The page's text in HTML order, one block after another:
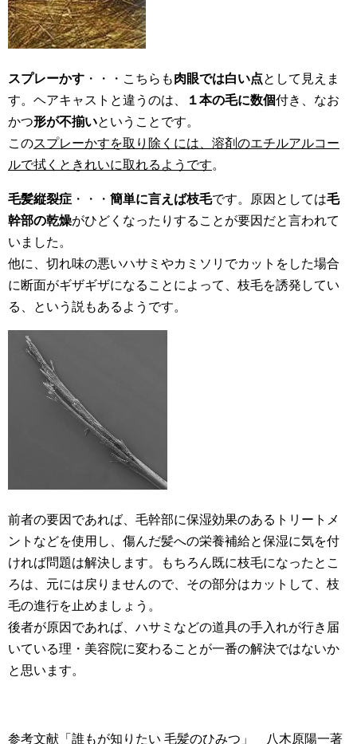
スプレーかす ・・・こちらも肉眼では白い点として見えま
す。ヘアキャストと違うのは、
１本の毛に数個付き、なお
かつ形が不揃いということです。
このスプレーかすを取り除くには、溶剤のエチルアルコー
ルで拭くときれいに取れるようです。
毛髪縦裂症 ・・・ 簡単に言えば枝毛です。原因としては毛
幹部の乾燥がひどくなったりすることが要因だと言われて
いました。
他に、切れ味の悪いハサミやカミソリでカットをした場合
に断面がギザギザになることによって、枝毛を誘発してい
る、という説もあるようです。
前者の要因であれば、毛幹部に保湿効果のあるトリートメ
ントなどを使用し、傷んだ髪への栄養補給と保湿に気を付
ければ問題は解決します。もちろん既に枝毛になったとこ
ろは、元には戻りませんので、その部分はカットして、枝
毛の進行を止めましょう。
後者が原因であれば、ハサミなどの道具の手入れが行き届
いている理・美容院に変わることが一番の解決ではないか
と思います。
参考文献「誰もが知りたい 毛髪のひみつ」 八木原陽一著